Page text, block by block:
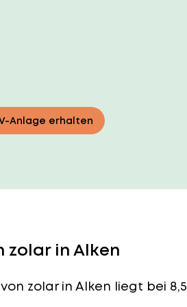
Anlage erhalten
in Alken
zolar in Alken liegt bei 8,5